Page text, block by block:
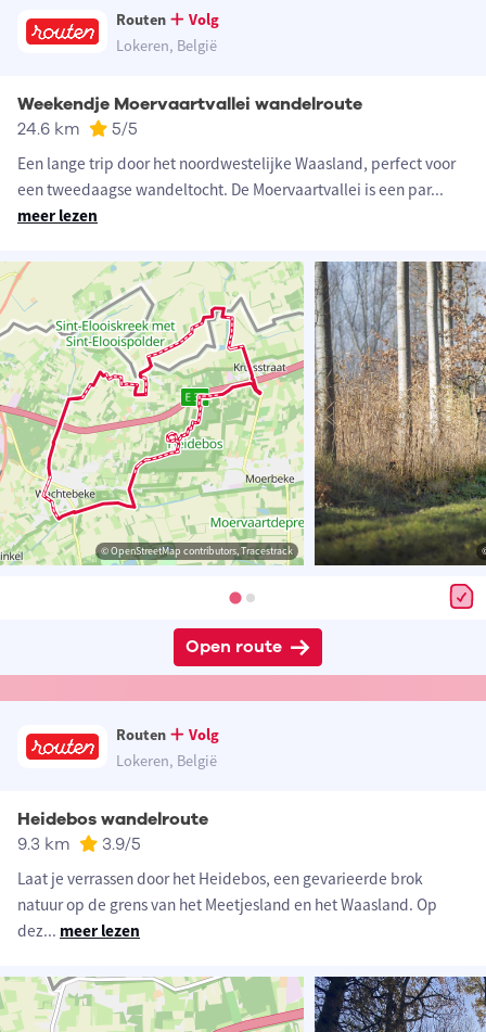
Routen
Volg
Lokeren, België
Weekendje Moervaartvallei wandelroute
24.6 km 5/5
Een lange trip door het noordwestelijke Waasland, perfect voor
een tweedaagse wandeltocht. De Moervaartvallei is een par...
meer lezen
© OpenStreetMap contributors, Tracestrack
Open route
Routen
Volg
Lokeren, België
Heidebos wandelroute
9.3 km 3.9/5
Laat je verrassen door het Heidebos, een gevarieerde brok
natuur op de grens van het Meetjesland en het Waasland. Op
dez... meer lezen